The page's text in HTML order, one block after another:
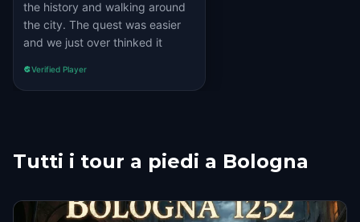
the history and walking around
the city. The quest was easier
and we just over thinked it
Verified Player
Tutti i tour a piedi a Bologna